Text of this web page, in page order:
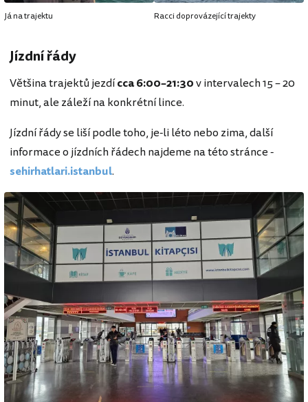
Já na trajektu Racci doprovázející trajekty
Jízdní řády
Většina trajektů jezdícca 6:00–21:30v intervalech 15 – 20
minut, ale záleží na konkrétní lince.
Jízdní řády se liší podle toho, je-li léto nebo zima, další
informace o jízdních řádech najdeme na této stránce -
sehirhatlari.istanbul.